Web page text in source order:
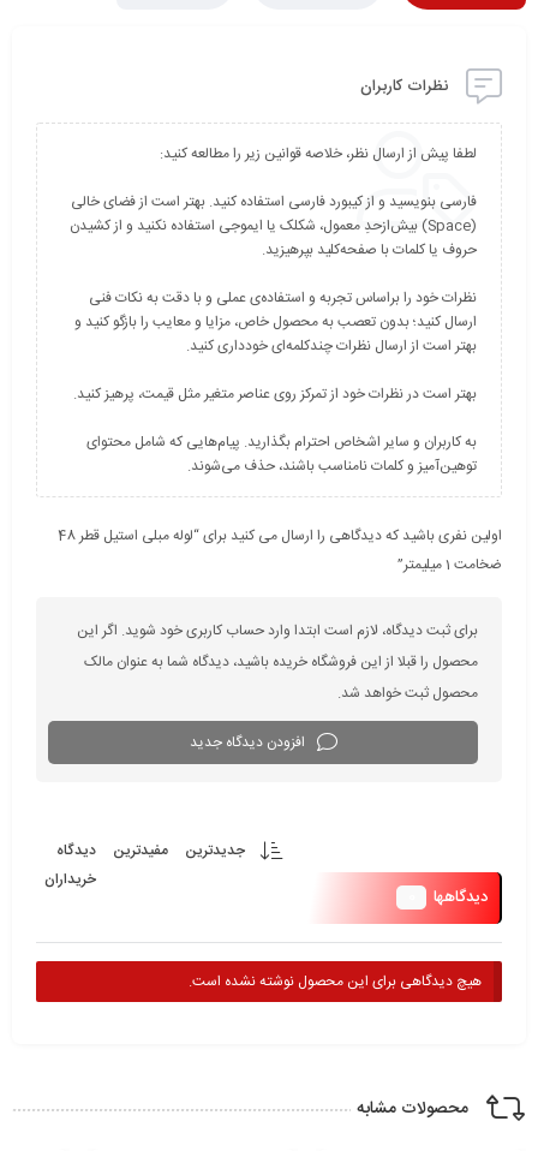
نظرات کاربران
فارسی بنویسید و از کیبورد فارسی استفاده کنید. بهتر است از فضای خالی
(Space) بیش‌از‌حدِ معمول، شکلک یا ایموجی استفاده نکنید و از کشیدن
نظرات خود را براساس تجربه و استفاده‌ی عملی و با دقت به نکات فنی
ارسال کنید؛ بدون تعصب به محصول خاص، مزایا و معایب را بازگو کنید و
به کاربران و سایر اشخاص احترام بگذارید. پیام‌هایی که شامل محتوای
توهین‌آمیز و کلمات نامناسب باشند، حذف می‌شوند.
اولین نفری باشید که دیدگاهی را ارسال می کنید برای “لوله مبلی استیل قطر 48
ضخامت 1 میلیمتر”
برای ثبت دیدگاه، لازم است ابتدا وارد حساب کاربری خود شوید. اگر این
محصول را قبلا از این فروشگاه خریده باشید، دیدگاه شما به عنوان مالک
محصول ثبت خواهد شد.
افزودن دیدگاه جدید
دیدگاهها
جدیدترین مفیدترین
دیدگاه
خریداران
هیچ دیدگاهی برای این محصول نوشته نشده است.
محصولات مشابه